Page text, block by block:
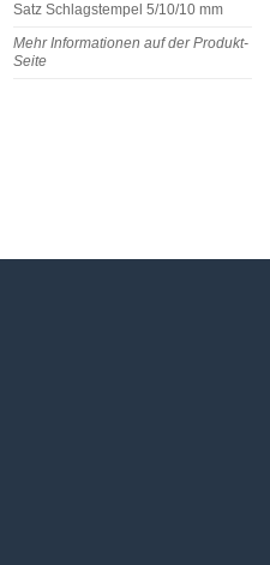
Satz Schlagstempel 5/10/10 mm
Mehr Informationen auf der Produkt-
Seite